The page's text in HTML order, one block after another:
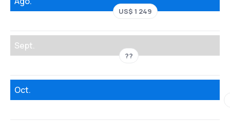
US$ 1 249
Sept.
??
Oct.